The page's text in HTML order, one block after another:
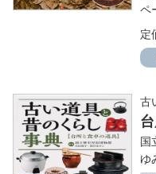
ペ
定
古
国
ゆ